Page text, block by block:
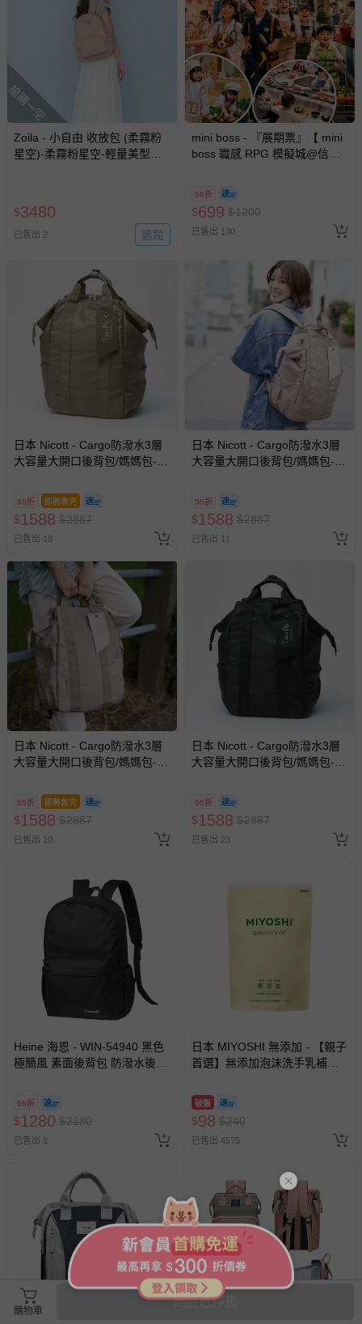
搶購一空
Zoila - 小自由 收放包 (柔霧粉
星空)-柔霧粉星空-輕量美型媽
$3480
已售出 2 追蹤
mini boss - 『展期票』【 mini
boss 職感 RPG 模擬城@信義
換，依現場梯次安排入場，逾
期作廢) (兒童票(2歲以上)贈一
名陪伴成人)
58折
$699 $1200
已售出 130
日本 Nicott - Cargo防潑水3層
大容量大開口後背包/媽媽包-橄
55折 即將售完
$1588 $2887
已售出 18
日本 Nicott - Cargo防潑水3層
大容量大開口後背包/媽媽包-淺
55折
$1588 $2887
已售出 11
日本 Nicott - Cargo防潑水3層
大容量大開口後背包/媽媽包-卡
55折 即將售完
$1588 $2887
已售出 10
日本 Nicott - Cargo防潑水3層
大容量大開口後背包/媽媽包-經
55折
$1588 $2887
已售出 23
Heine 海恩 - WIN-54940 黑色
極簡風 素面後背包 防潑水後背
59折
$1280 $2180
已售出 1
日本 MIYOSHI 無添加 - 【親子
首選】無添加泡沫洗手乳補充
破盤
$98 $240
已售出 4575
購物車
商品已停售